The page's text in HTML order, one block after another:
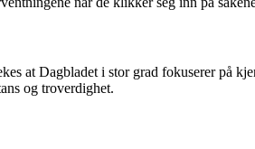
at Dagbladet i stor grad fokuserer på
og troverdighet.